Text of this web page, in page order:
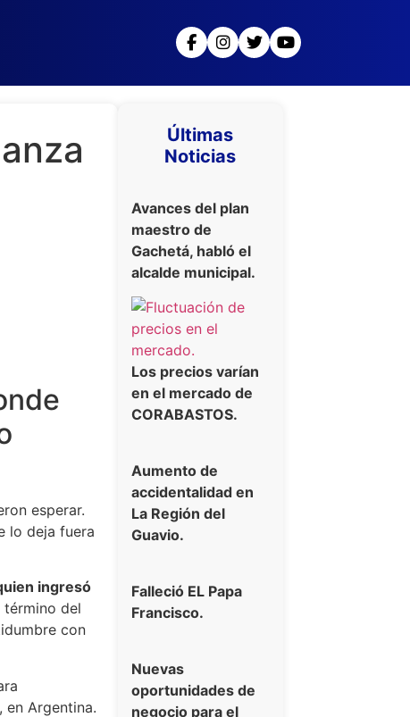
esperar.
lo deja fuera
ingresó
término del
con
Argentina.
Últimas
Noticias
Avances del plan
maestro de
Gachetá, habló el
alcalde municipal.
Los precios varían
en el mercado de
CORABASTOS.
Aumento de
accidentalidad en
La Región del
Guavio.
Falleció EL Papa
Francisco.
Nuevas
oportunidades de
negocio para el